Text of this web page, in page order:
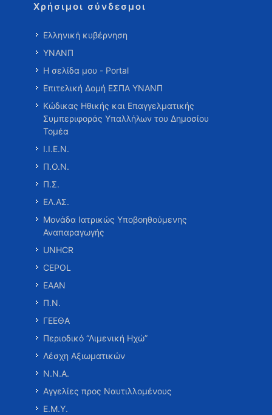
Χρήσιμοι σύνδεσμοι
Ελληνική κυβέρνηση
ΥΝΑΝΠ
Η σελίδα μου - Portal
Επιτελική Δομή ΕΣΠΑ ΥΝΑΝΠ
Κώδικας Ηθικής και Επαγγελματικής
Συμπεριφοράς Υπαλλήλων του Δημοσίου
Τομέα
Ι.Ι.Ε.Ν.
Π.Ο.Ν.
Π.Σ.
ΕΛ.ΑΣ.
Μονάδα Ιατρικώς Υποβοηθούμενης
Αναπαραγωγής
UNHCR
CEPOL
ΕΑΑΝ
Π.Ν.
ΓΕΕΘΑ
Περιοδικό “Λιμενική Ηχώ”
Λέσχη Αξιωματικών
Ν.Ν.Α.
Αγγελίες προς Ναυτιλλομένους
Ε.Μ.Υ.